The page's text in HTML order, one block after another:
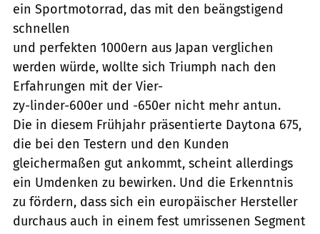
ein Sportmotorrad, das mit den beängstigend
schnellen
und perfekten 1000ern aus Japan verglichen
werden würde, wollte sich Triumph nach den
Erfahrungen mit der Vier-
zy-linder-600er und -650er nicht mehr antun.
Die in diesem Frühjahr präsentierte Daytona 675,
die bei den Testern und den Kunden
gleichermaßen gut ankommt, scheint allerdings
ein Umdenken zu bewirken. Und die Erkenntnis
zu fördern, dass sich ein europäischer Hersteller
durchaus auch in einem fest umrissenen Segment